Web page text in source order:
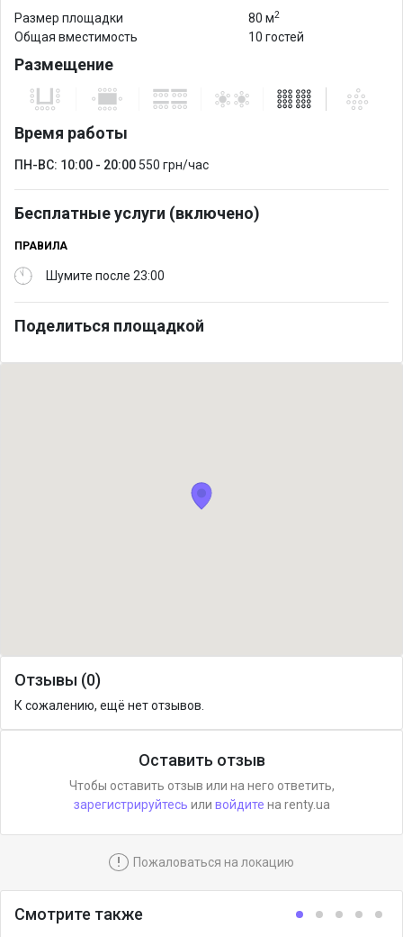
Размер площадки 80 м2
Общая вместимость 10 гостей
Размещение
Время работы
ПН-ВС: 10:00 - 20:00 550 грн/час
Бесплатные услуги (включено)
ПРАВИЛА
Шумите после 23:00
Поделиться площадкой
Отзывы (0)
К сожалению, ещё нет отзывов.
Оставить отзыв
Чтобы оставить отзыв или на него ответить,
зарегистрируйтесь или войдите на renty.ua
! Пожаловаться на локацию
Смотрите также